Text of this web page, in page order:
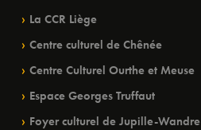
La CCR Liège
Centre culturel de Chênée
Centre Culturel Ourthe et Meuse
Espace Georges Truffaut
Foyer culturel de Jupille-Wandre